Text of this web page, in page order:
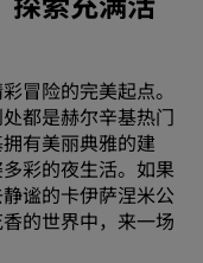
冒险的完美起点。
都是赫尔辛基热门
有美丽典雅的建
彩的夜生活。如果
谧的卡伊萨涅米公
的世界中，来一场